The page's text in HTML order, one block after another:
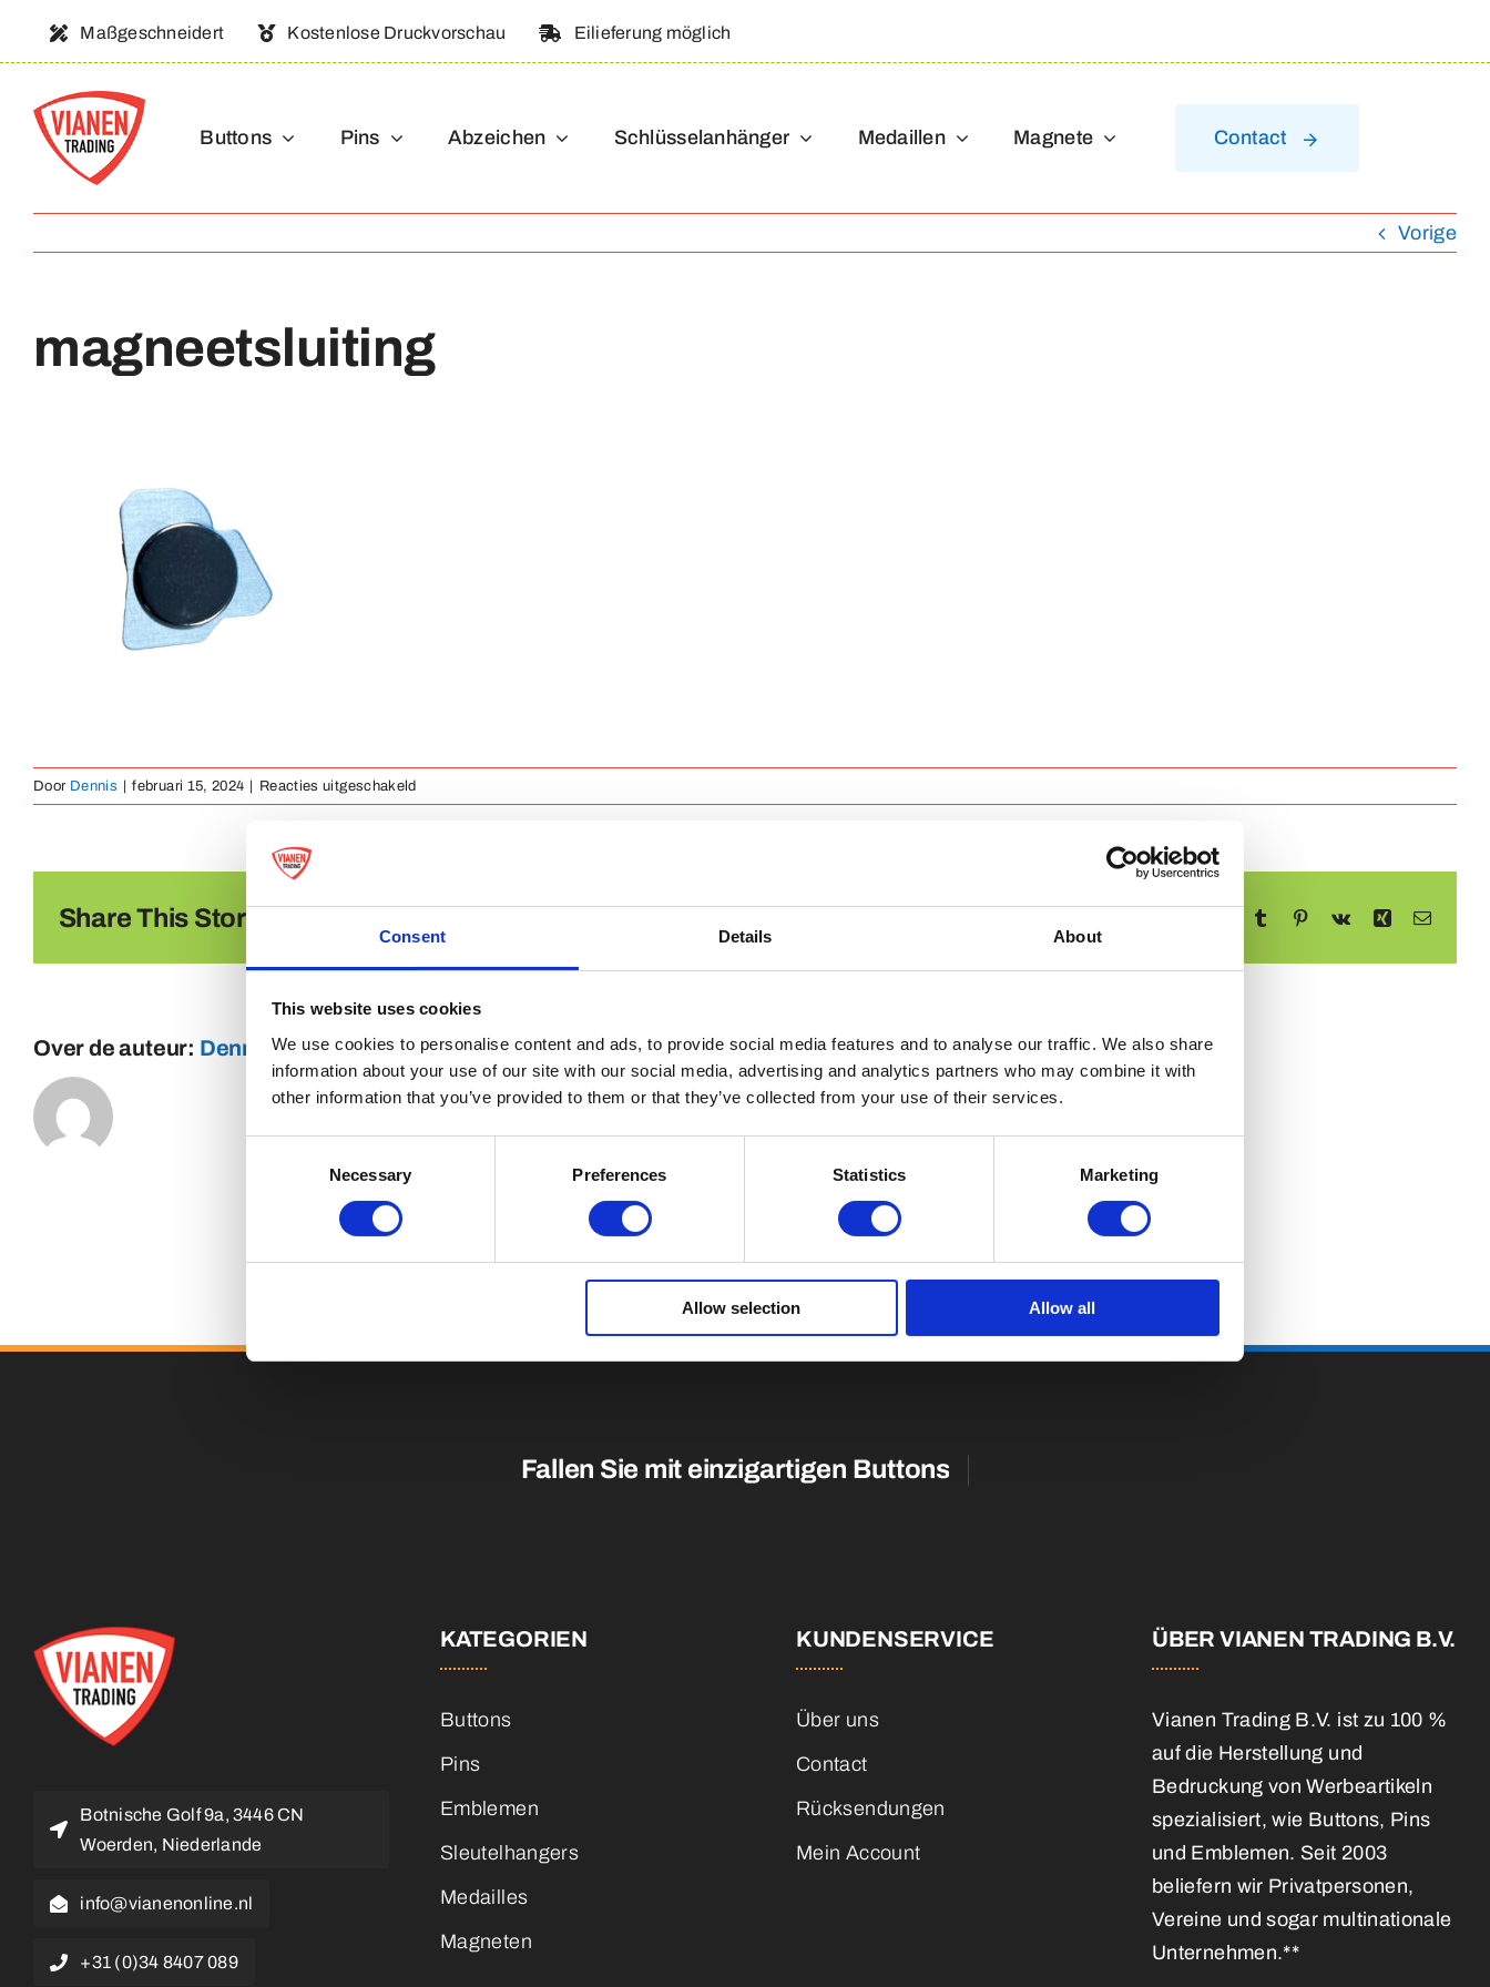
Consent Details About
This website uses cookies
We use cookies to personalise content and ads, to provide social media features and to analyse our traffic. We also share
information about your use of our site with our social media, advertising and analytics partners who may combine it with
other information that you’ve provided to them or that they’ve collected from your use of their services.
Necessary Preferences Statistics Marketing
Allow selection Allow all
Maßgeschneidert Kostenlose Druckvorschau Eilieferung möglich
Buttons Pins Abzeichen Schlüsselanhänger Medaillen Magnete Contact
Vorige
magneetsluiting
Door Dennis februari 15, 2024 Reacties uitgeschakeldvoor
magneetsluiting
Share This Story, Choose Your Platform! WhatsAppTelegramTumblr Pinterest
Vk XingE-
Over de auteur: Dennis
Fallen Sie mit einzigartigen
Botnische Golf 9a, 3446 CN
Woerden, Niederlande
info@vianenonline.nl
+31 (0)34 8407 089
KATEGORIEN
Buttons
Pins
Emblemen
Sleutelhangers
Medailles
Magneten
KUNDENSERVICE
Über uns
Contact
Rücksendungen
Mein Account
ÜBER VIANEN TRADING B.V.
Vianen Trading B.V. ist zu 100 %
auf die Herstellung und
Bedruckung von Werbeartikeln
spezialisiert, wie Buttons, Pins
und Emblemen. Seit 2003
beliefern wir Privatpersonen,
Vereine und sogar multinationale
Unternehmen.**